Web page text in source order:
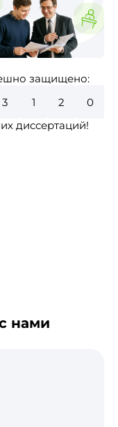
защищено:
0
8
5
3
диссертаций!
нами